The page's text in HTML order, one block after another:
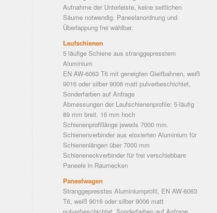
Aufnahme der Unterleiste, keine seitlichen
Säume notwendig. Paneelanordnung und
Überlappung frei wählbar.
Laufschienen
5 läufige Schiene aus stranggepresstem
Aluminium
EN AW-6063 T6 mit geneigten Gleitbahnen, weiß
9016 oder silber 9006 matt pulverbeschichtet,
Sonderfarben auf Anfrage
Abmessungen der Laufschienenprofile: 5-läufig
89 mm breit, 16 mm hoch
Schienenprofillänge jeweils 7000 mm.
Schienenverbinder aus eloxierten Aluminium für
Schienenlängen über 7000 mm
Schieneneckverbinder für frei verschiebbare
Paneele in Raumecken
Paneelwagen
Stranggepresstes Aluminiumprofil, EN AW-6063
T6, weiß 9016 oder silber 9006 matt